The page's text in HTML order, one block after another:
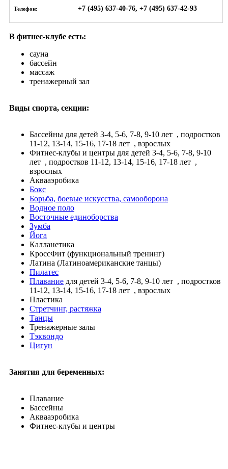
Телефон: +7 (495) 637-40-76, +7 (495) 637-42-93
В фитнес-клубе есть:
сауна
бассейн
массаж
тренажерный зал
Виды спорта, секции:
Бассейны для детей 3-4, 5-6, 7-8, 9-10 лет , подростков
11-12, 13-14, 15-16, 17-18 лет , взрослых
Фитнес-клубы и центры для детей 3-4, 5-6, 7-8, 9-10
лет , подростков 11-12, 13-14, 15-16, 17-18 лет ,
взрослых
Аквааэробика
Бокс
Борьба, боевые искусства, самооборона
Водное поло
Восточные единоборства
Зумба
Йога
Калланетика
КроссФит (функциональный тренинг)
Латина (Латиноамериканские танцы)
Пилатес
Плавание для детей 3-4, 5-6, 7-8, 9-10 лет , подростков
11-12, 13-14, 15-16, 17-18 лет , взрослых
Пластика
Стретчинг, растяжка
Танцы
Тренажерные залы
Тэквондо
Цигун
Занятия для беременных:
Плавание
Бассейны
Аквааэробика
Фитнес-клубы и центры